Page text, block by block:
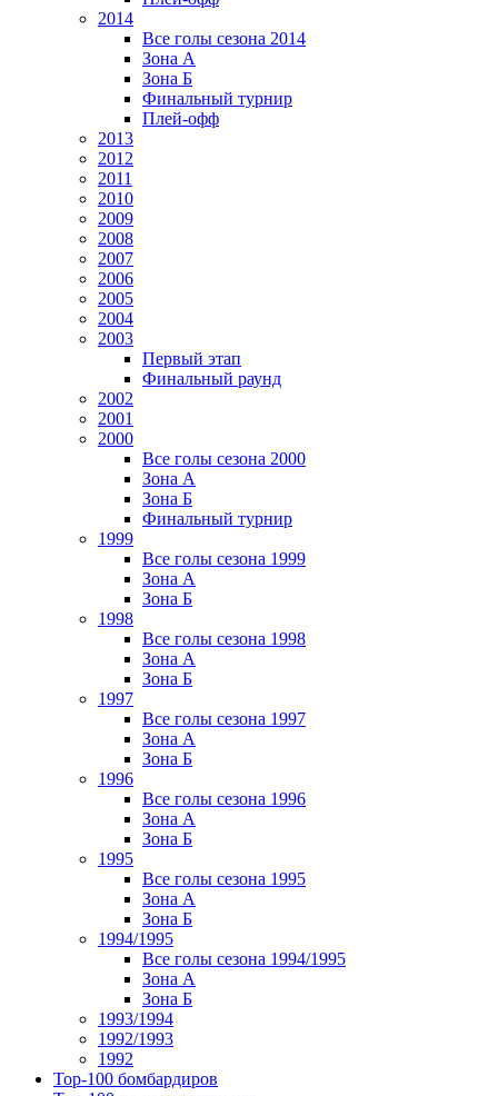
2014
Все голы сезона 2014
Зона А
Зона Б
Финальный турнир
Плей-офф
2013
2012
2011
2010
2009
2008
2007
2006
2005
2004
2003
Первый этап
Финальный раунд
2002
2001
2000
Все голы сезона 2000
Зона А
Зона Б
Финальный турнир
1999
Все голы сезона 1999
Зона А
Зона Б
1998
Все голы сезона 1998
Зона А
Зона Б
1997
Все голы сезона 1997
Зона А
Зона Б
1996
Все голы сезона 1996
Зона А
Зона Б
1995
Все голы сезона 1995
Зона А
Зона Б
1994/1995
Все голы сезона 1994/1995
Зона А
Зона Б
1993/1994
1992/1993
1992
Top-100 бомбардиров